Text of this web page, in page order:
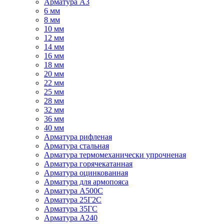
Арматура А3
6 мм
8 мм
10 мм
12 мм
14 мм
16 мм
18 мм
20 мм
22 мм
25 мм
28 мм
32 мм
36 мм
40 мм
Арматура рифленая
Арматура стальная
Арматура термомеханически упрочненая
Арматура горячекатанная
Арматура оцинкованная
Арматура для армопояса
Арматура A500С
Арматура 25Г2С
Арматура 35ГС
Арматура А240